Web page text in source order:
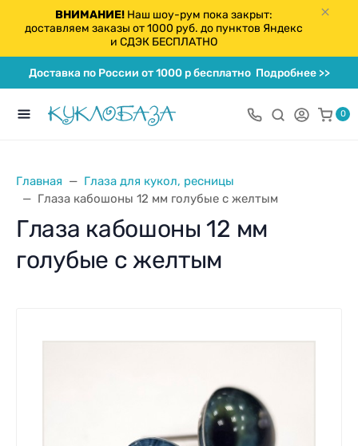
ВНИМАНИЕ!Наш шоу-рум пока закрыт:
доставляем заказы от 1000 руб. до пунктов Яндекс
и СДЭК БЕСПЛАТНО
Доставка по России от 1000 р бесплатноПодробнее >>
0
Главная
Глаза для кукол, ресницы
Глаза кабошоны 12 мм голубые с желтым
Глаза кабошоны 12 мм
голубые с желтым